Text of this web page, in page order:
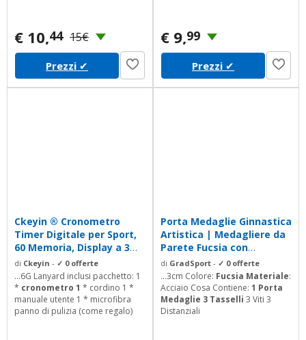
€ 10,44 15€
Prezzi ✔
€ 9,99
Prezzi ✔
Ckeyin ® Cronometro
Timer Digitale per Sport,
60 Memoria, Display a 3
Righe
di Ckeyin - ✓ 0 offerte
...6G Lanyard inclusi pacchetto: 1
* cronometro 1 * cordino 1 *
manuale utente 1 * microfibra
panno di pulizia (come regalo)
Porta Medaglie Ginnastica
Artistica | Medagliere da
Parete Fucsia con
Cornice...
di GradSport - ✓ 0 offerte
...3cm Colore: Fucsia Materiale:
Acciaio Cosa Contiene: 1 Porta
Medaglie 3 Tasselli 3 Viti 3
Distanziali